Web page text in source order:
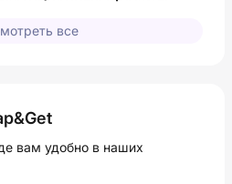
все
вам удобно в наших